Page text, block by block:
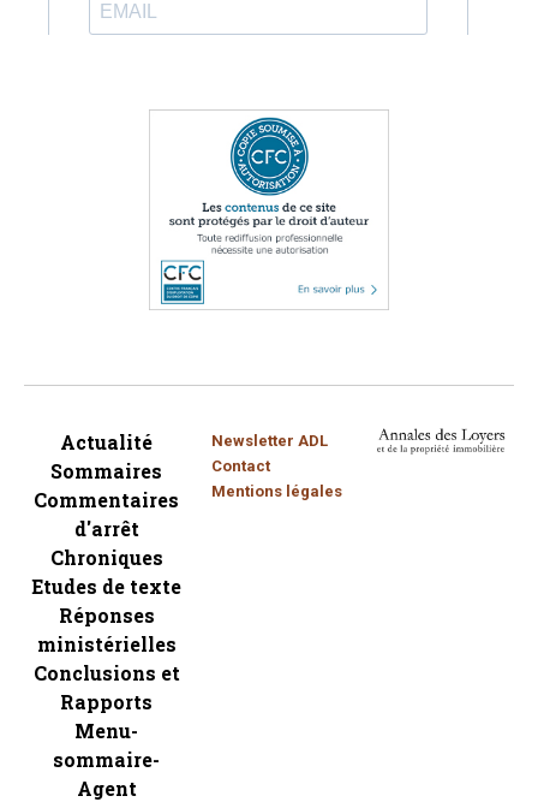
Actualité
Sommaires
Commentaires
d'arrêt
Chroniques
Etudes de texte
Réponses
ministérielles
Conclusions et
Rapports
Menu-
sommaire-
Agent
Newsletter ADL
Contact
Mentions légales